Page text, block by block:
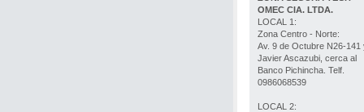
OMEC CIA. LTDA.
LOCAL 1:
Zona Centro - Norte:
Av. 9 de Octubre N26-141
Javier Ascazubi, cerca al
Banco Pichincha. Telf.
0986068539
LOCAL 2: